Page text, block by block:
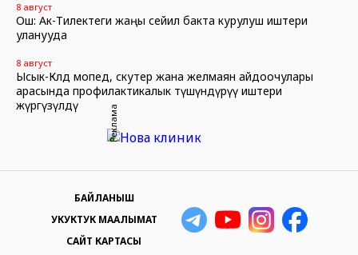
8 август
Ош: Ак-Тилектеги жаңы сейил бакта курулуш иштери
уланууда
8 август
Ысык-Көлдө мопед, скутер жана желмаян айдоочулары
арасында профилактикалык түшүндүрүү иштери
жүргүзүлдү
Реклама
БАЙЛАНЫШ
УКУКТУК МААЛЫМАТ
САЙТ КАРТАСЫ